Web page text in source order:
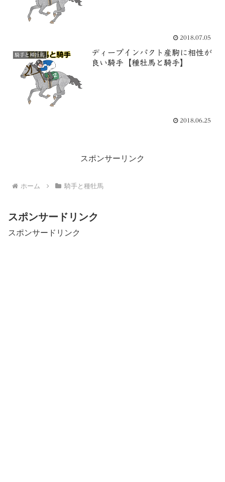
2018.07.05
騎手と種牡馬
ディープインパクト産駒に相性が
良い騎手【種牡馬と騎手】
2018.06.25
スポンサーリンク
ホーム 騎手と種牡馬
スポンサードリンク
スポンサードリンク